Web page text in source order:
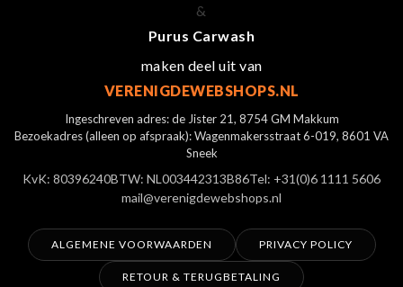
&
Purus Carwash
maken deel uit van
VERENIGDEWEBSHOPS.NL
Ingeschreven adres: de Jister 21, 8754 GM Makkum
Bezoekadres (alleen op afspraak): Wagenmakersstraat 6-019, 8601 VA
Sneek
KvK: 80396240BTW: NL003442313B86Tel: +31(0)6 1111 5606
mail@verenigdewebshops.nl
ALGEMENE VOORWAARDEN PRIVACY POLICY
RETOUR & TERUGBETALING